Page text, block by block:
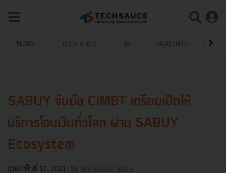
NEWS TECH & BIZ AI HEALTHTECH
SABUY จับมือ CIMBT เตรียมเปิดให้
บริการโอนเงินทั่วโลก ผ่าน SABUY
Ecosystem
กุมภาพันธ์ 17, 2021 | By Techsauce Team